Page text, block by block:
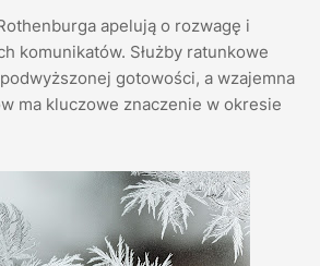
apelują o rozwagę i
komunikatów. Służby ratunkowe
gotowości, a wzajemna
ma kluczowe znaczenie w okresie